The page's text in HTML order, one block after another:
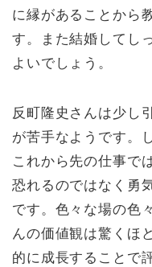
に縁があることから
す。また結婚してし
よいでしょう。
反町隆史さんは少し
が苦手なようです。
これから先の仕事で
恐れるのではなく勇
です。色々な場の色
んの価値観は驚くほ
的に成長することで